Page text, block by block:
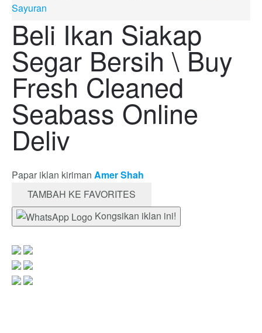
Sayuran
Beli Ikan Siakap
Segar Bersih \ Buy
Fresh Cleaned
Seabass Online
Deliv
Papar iklan kiriman Amer Shah
TAMBAH KE FAVORITES
Kongsikan iklan ini!